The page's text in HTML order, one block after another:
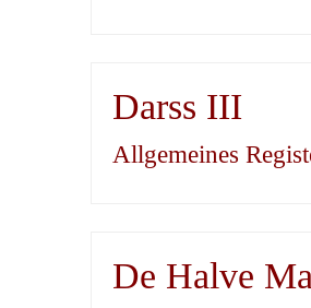
Darss III
Allgemeines
De Halve